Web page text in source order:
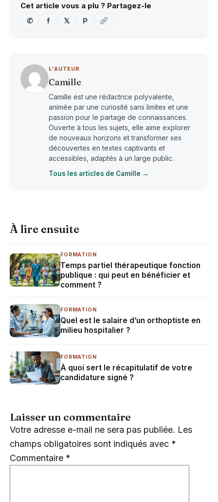
Cet article vous a plu ? Partagez-le
✆
f 𝕏 P
L'AUTEUR
Camille
Camille est une rédactrice polyvalente,
animée par une curiosité sans limites et une
passion pour le partage de connaissances.
Ouverte à tous les sujets, elle aime explorer
de nouveaux horizons et transformer ses
découvertes en textes captivants et
accessibles, adaptés à un large public.
Tous les articles de Camille →
À lire ensuite
FORMATION
Temps partiel thérapeutique fonction
publique : qui peut en bénéficier et
comment ?
FORMATION
Quel est le salaire d’un orthoptiste en
milieu hospitalier ?
FORMATION
À quoi sert le récapitulatif de votre
candidature signé ?
Laisser un commentaire
Votre adresse e-mail ne sera pas publiée. Les
champs obligatoires sont indiqués avec *
Commentaire *